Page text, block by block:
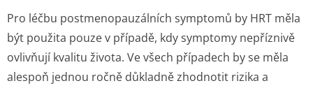
Pro léčbu postmenopauzálních symptomů by HRT měla
být použita pouze v případě, kdy symptomy nepříznivě
ovlivňují kvalitu života. Ve všech případech by se měla
alespoň jednou ročně důkladně zhodnotit rizika a